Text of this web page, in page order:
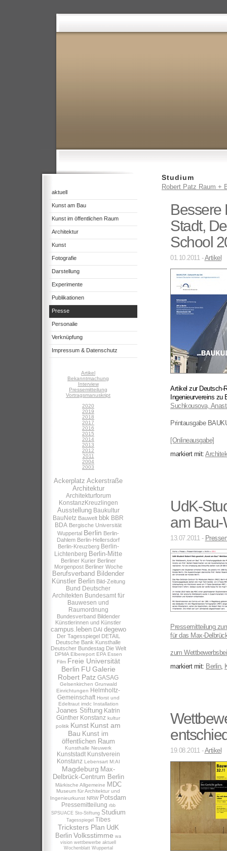
aktuell
Kunst am Bau
Kunst im öffentlichen Raum
Architektur
Kunst
Fotografie
Darstellung
Experimente
Publikationen
Presse
Personalie
Verknüpfung
Impressum & Datenschutz
Artikel
Bekanntmachung
Interview
Pressemitteilung
Vortragsmanuskript
2020
2019
2018
2017
2016
2015
2014
2013
2012
2011
2004
2003
Ackerplatz Ackerstraße
Architektur
Architekturforum
KonstanzKreuzlingen
Ausstellung Baukultur
BauNetz Bauwelt bbk BBR
BDA Bergische Universität
Wuppertal Berlin Berlin-
Dahlem Berlin-Hellersdorf
Berlin-Kreuzberg Berlin-
Lichtenberg Berlin-Mitte
Berliner Kurier Berliner
Morgenpost Berliner Woche
Berufsverband Bildender
Künstler Berlin Bild-Zeitung
Bund Deutscher
Architekten Bundesamt für
Bauwesen und
Raumordnung
Bundesverband Bildender
Künstlerinnen und Künstler
campus.leben DAI degewo
Der Tagesspiegel DETAIL
Deutsche Bank Kunsthalle
Deutscher Bundestag Die Welt
DPMA Elbereport EPA Essen
Film Freie Universität
Berlin FU Galerie
Robert Patz GASAG
Gelsenkirchen Grunwald
Einrichtungen Helmholtz-
Gemeinschaft Horst und
Edeltraut imdc Installation
Joanes Stiftung Katrin
Günther Konstanz kultur
politik Kunst Kunst am
Bau Kunst im
öffentlichen Raum
Kunsthalle Neuwerk
Kunststadt Kunstverein
Konstanz Lebensart M:AI
Magdeburg Max-
Delbrück-Centrum Berlin
Märkische Allgemeine MDC
Museum für Architektur und
Ingenieurkunst NRW Potsdam
Pressemitteilung rbb
SPSUACE Sto-Stiftung Studium
Tagesspiegel Tibes
Tricksters Plan UdK
Berlin Volksstimme wa
vision wettbewerbe aktuell
Wochenblatt Wuppertal
Studium
Robert Patz Raum +
Bessere
Stadt,
School
01.10.2011 -Artikel
Artikel zur Deutsch-
Ingenieurvereins
Suchkousova,
Printausgabe
[Onlineausgabe]
markiert mit:
UdK-
am Bau-
13.07.2011 -
Pressemitteilung
für das Max-
zum
markiert mit: Berlin,
19.08.2011 -Artikel